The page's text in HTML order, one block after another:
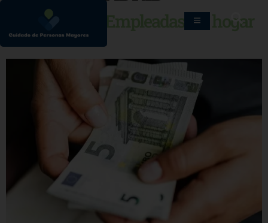
Tabla Salarial Empleadas del hogar
2026